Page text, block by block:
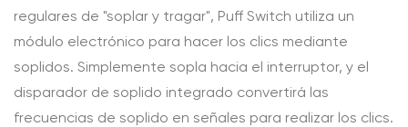
regulares de "soplar y tragar", Puff Switch utiliza un
módulo electrónico para hacer los clics mediante
soplidos. Simplemente sopla hacia el interruptor, y el
disparador de soplido integrado convertirá las
frecuencias de soplido en señales para realizar los clics.